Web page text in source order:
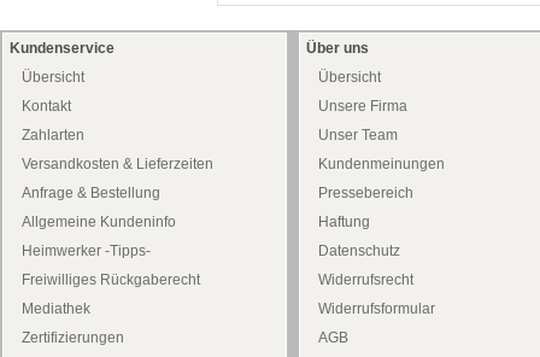
Kundenservice
Übersicht
Kontakt
Zahlarten
Versandkosten & Lieferzeiten
Anfrage & Bestellung
Allgemeine Kundeninfo
Heimwerker -Tipps-
Freiwilliges Rückgaberecht
Mediathek
Zertifizierungen
Über uns
Übersicht
Unsere Firma
Unser Team
Kundenmeinungen
Pressebereich
Haftung
Datenschutz
Widerrufsrecht
Widerrufsformular
AGB